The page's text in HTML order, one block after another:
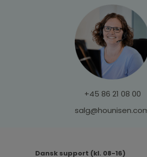
+45 86 21 08 00
Dansk support (kl. 08-16)